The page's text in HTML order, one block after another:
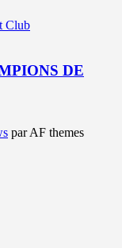
Club
DE
par AF themes